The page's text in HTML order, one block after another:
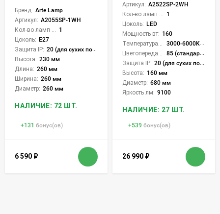
Бренд: Arte Lamp
Артикул: A2055SP-1WH
1
Цоколь: E27
Защита IP: 20 (для сухих пом.)
Высота: 230 мм
Длина: 260 мм
Ширина: 260 мм
Диаметр: 260 мм
НАЛИЧИЕ: 72 ШТ.
+131 бонус(ов)
6 590 ₽
Артикул: A2522SP-2WH
1
Цоколь: LED
Мощность вт: 160
3000-6000K (плавная рег.)
85 (стандартная)
Защита IP: 20 (для сухих пом.)
Высота: 160 мм
Диаметр: 680 мм
Яркость лм: 9100
НАЛИЧИЕ: 27 ШТ.
+539 бонус(ов)
26 990 ₽